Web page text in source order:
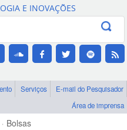
Canais
E INOVAÇÕES
Serviços
E-mail do Pesquisador
Área de imprensa
Bolsas